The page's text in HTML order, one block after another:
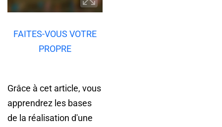
FAITES-VOUS VOTRE
PROPRE
Grâce à cet article, vous
apprendrez les bases
de la réalisation d'une